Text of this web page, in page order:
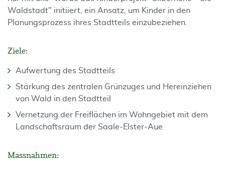
Waldstadt" initiiert, ein Ansatz, um Kinder in den
Planungsprozess ihres Stadtteils einzubeziehen.
Ziele:
Aufwertung des Stadtteils
Stärkung des zentralen Grünzuges und Hereinziehen
von Wald in den Stadtteil
Vernetzung der Freiflächen im Wohngebiet mit dem
Landschaftsraum der Saale-Elster-Aue
Massnahmen: